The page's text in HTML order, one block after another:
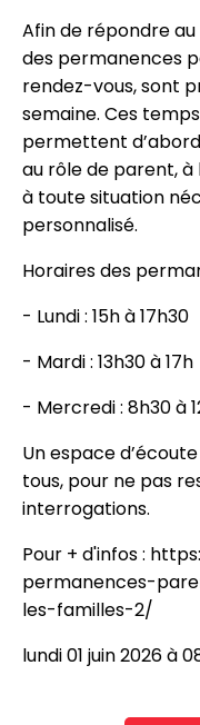
location_on
Évreux
Afin de répondre au
des permanences
rendez-vous, sont
semaine. Ces
permettent
au rôle de parent, à
à toute situation
personnalisé.
Horaires des
- Lundi : 15h à 17h30
- Mardi : 13h30 à 17h
- Mercredi : 8h30 à
Un espace
tous, pour ne pas
interrogations.
Pour + d'infos :
permanences-
les-familles-2/
lundi 01 juin 2026 à